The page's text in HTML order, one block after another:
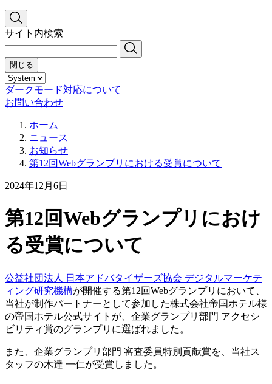
サイト内検索
閉じる
ダークモード対応について
お問い合わせ
ホーム
ニュース
お知らせ
第12回Webグランプリにおける受賞について
2024年12月6日
第12回Webグランプリにおけ
る受賞について
公益社団法人 日本アドバタイザーズ協会 デジタルマーケテ
ィング研究機構が開催する第12回Webグランプリにおいて、
当社が制作パートナーとして参加した株式会社帝国ホテル様
の帝国ホテル公式サイトが、企業グランプリ部門 アクセシ
ビリティ賞のグランプリに選ばれました。
また、企業グランプリ部門 審査委員特別貢献賞を、当社ス
タッフの木達 一仁が受賞しました。